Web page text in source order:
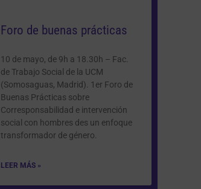
Foro de buenas prácticas
10 de mayo, de 9h a 18.30h – Fac.
de Trabajo Social de la UCM
(Somosaguas, Madrid). 1er Foro de
Buenas Prácticas sobre
Corresponsabilidad e intervención
social con hombres des un enfoque
transformador de género.
LEER MÁS »